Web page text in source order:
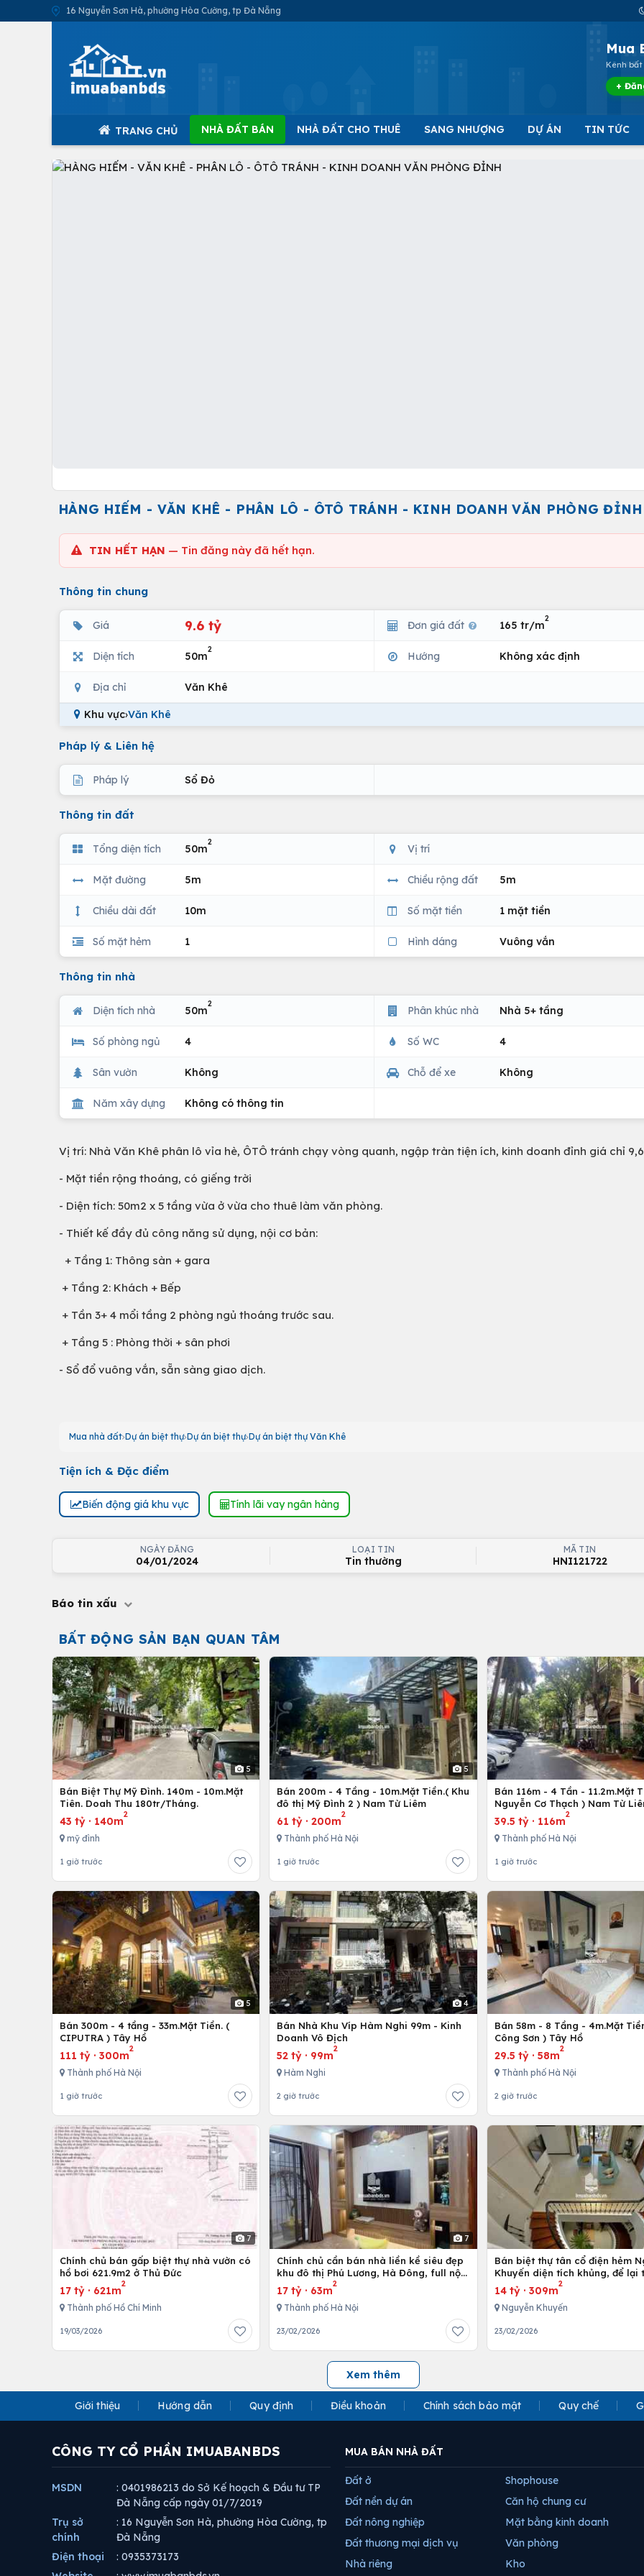
16 Nguyễn Sơn Hà, phường Hòa Cường, tp Đà Nẵng
Mua
Kênh
+
TRANG CHỦ NHÀ ĐẤT BÁN NHÀ ĐẤT CHO THUÊ SANG NHƯỢNG DỰ ÁN TIN TỨC
HÀNG HIẾM - VĂN KHÊ - PHÂN LÔ - ÔTÔ TRÁNH - KINH DOANH VĂN PHÒNG ĐỈNH
TIN HẾT HẠN — Tin đăng này đã hết hạn.
Thông tin chung
Giá 9.6 tỷ Đơn giá đất 165 tr/m
2
Diện tích 50m
2
Hướng Không xác định
Địa chỉ Văn Khê
Khu vực›Văn Khê
Pháp lý & Liên hệ
Pháp lý Sổ Đỏ
Thông tin đất
Tổng diện tích 50m
2
Vị trí
Mặt đường 5m Chiều rộng đất 5m
Chiều dài đất 10m Số mặt tiền 1 mặt tiền
Số mặt hẻm 1 Hình dáng Vuông vắn
Thông tin nhà
Diện tích nhà 50m
2
Phân khúc nhà Nhà 5+ tầng
Số phòng ngủ 4 Số WC 4
Sân vườn Không Chỗ để xe Không
Năm xây dựng Không có thông tin
Vị trí: Nhà Văn Khê phân lô vỉa hè, ÔTÔ tránh chạy vòng quanh, ngập tràn tiện ích, kinh doanh đỉnh giá chỉ
- Mặt tiền rộng thoáng, có giếng trời
- Diện tích: 50m2 x 5 tầng vừa ở vừa cho thuê làm văn phòng.
- Thiết kế đầy đủ công năng sử dụng, nội cơ bản:
+ Tầng 1: Thông sàn + gara
+ Tầng 2: Khách + Bếp
+ Tần 3+ 4 mổi tầng 2 phòng ngủ thoáng trước sau.
+ Tầng 5 : Phòng thời + sân phơi
- Sổ đổ vuông vắn, sẵn sàng giao dịch.
Mua nhà đất Dự án biệt thự Dự án biệt thự Dự án biệt thự Văn Khê
Tiện ích & Đặc điểm
Biến động giá khu vực Tính lãi vay ngân hàng
NGÀY ĐĂNG
04/01/2024
LOẠI TIN
Tin thường
MÃ TIN
HNI121722
Báo tin xấu
BẤT ĐỘNG SẢN BẠN QUAN TÂM
5
Bán Biệt Thự Mỹ Đình. 140m - 10m.Mặt
Tiên. Doah Thu 180tr/Tháng.
43 tỷ · 140m
2
mỹ đình
1 giờ trước
5
Bán 200m - 4 Tầng - 10m.Mặt Tiền.( Khu
đô thị Mỹ Đình 2 ) Nam Từ Liêm
61 tỷ ·200m
2
Thành phố Hà Nội
1 giờ trước
Bán 116m - 4 Tần - 11.2m.Mặt
Nguyễn Cơ Thạch ) Nam Từ
39.5 tỷ· 116m
2
Thành phố Hà Nội
1 giờ trước
5
Bán 300m - 4 tầng - 33m.Mặt Tiền. (
CIPUTRA ) Tây Hồ
111 tỷ · 300m
2
Thành phố Hà Nội
1 giờ trước
4
Bán Nhà Khu Víp Hàm Nghi 99m - Kinh
Doanh Vô Địch
52 tỷ · 99m
2
Hàm Nghi
2 giờ trước
Bán 58m - 8 Tầng - 4m.Mặt
Công Sơn ) Tây Hồ
29.5 tỷ· 58m
2
Thành phố Hà Nội
2 giờ trước
7
Chính chủ bán gấp biệt thự nhà vườn có
hồ bơi 621.9m2 ở Thủ Đức
17 tỷ · 621m
2
Thành phố Hồ Chí Minh
19/03/2026
7
Chính chủ cần bán nhà liền kề siêu đẹp
khu đô thị Phú Lương, Hà Đông, full nội
thất cao cấp
17 tỷ · 63m
2
Thành phố Hà Nội
23/02/2026
Bán biệt thự tân cổ điện hẻm
Khuyến diện tích khủng, để lại
nội thất
14 tỷ· 309m
2
Nguyễn Khuyến
23/02/2026
Xem thêm
Giới thiệu Hướng dẫn Quy định Điều khoản Chính sách bảo mật Quy chế
CÔNG TY CỔ PHẦN IMUABANBDS
MSDN
: 0401986213 do Sở Kế hoạch & Đầu tư TP
Đà Nẵng cấp ngày 01/7/2019
Trụ sở
chính
: 16 Nguyễn Sơn Hà, phường Hòa Cường, tp
Đà Nẵng
Điện thoại
: 0935373173
MUA BÁN NHÀ ĐẤT
Đất ở
Đất nền dự án
Đất nông nghiệp
Đất thương mại dịch vụ
Nhà riêng
Shophouse
Căn hộ chung cư
Mặt bằng kinh doanh
Văn phòng
Kho